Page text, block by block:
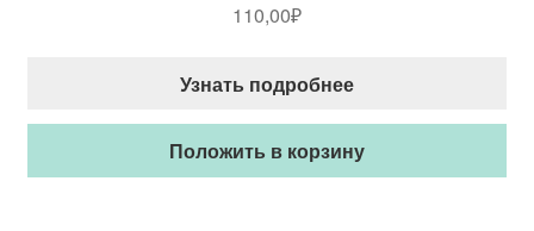
110,00₽
Узнать подробнее
Положить в корзину